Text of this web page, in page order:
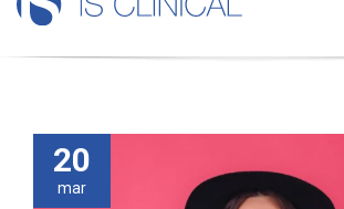
20
mar